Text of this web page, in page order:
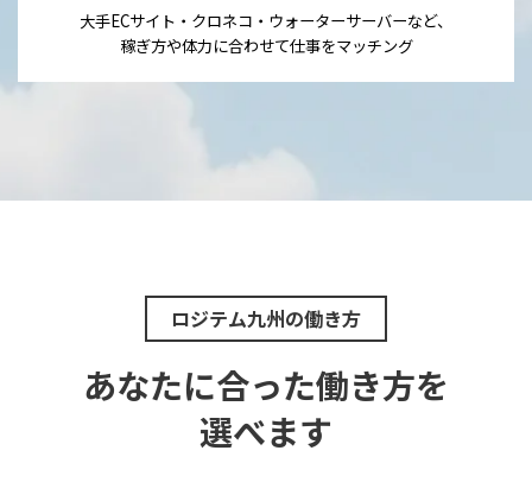
大手ECサイト・クロネコ・ウォーターサーバーなど、
稼ぎ方や体力に合わせて仕事をマッチング
ロジテム九州の働き方
あなたに合った働き方を
選べます